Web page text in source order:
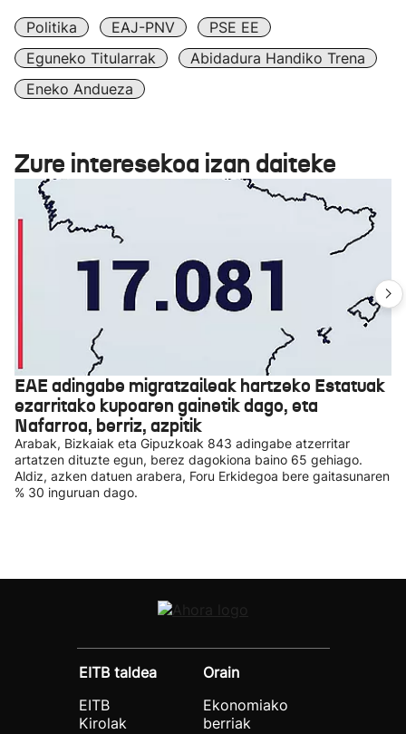
Politika EAJ-PNV
PSE EE
Eguneko Titularrak
Abidadura Handiko Trena
Eneko Andueza
Zure interesekoa izan daiteke
EAE adingabe migratzaileak hartzeko Estatuak
ezarritako kupoaren gainetik dago, eta
Nafarroa, berriz, azpitik
Arabak, Bizkaiak eta Gipuzkoak 843 adingabe atzerritar
artatzen dituzte egun, berez dagokiona baino 65 gehiago.
Aldiz, azken datuen arabera, Foru Erkidegoa bere gaitasunaren
% 30 inguruan dago.
EITB taldea
EITB
Kirolak
Orain
Ekonomiako
berriak